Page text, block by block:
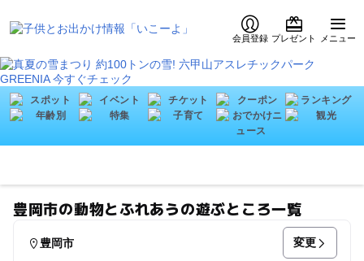
会員登録 プレゼント メニュー
豊岡市の動物とふれあうの遊ぶところ一覧
豊岡市 変更